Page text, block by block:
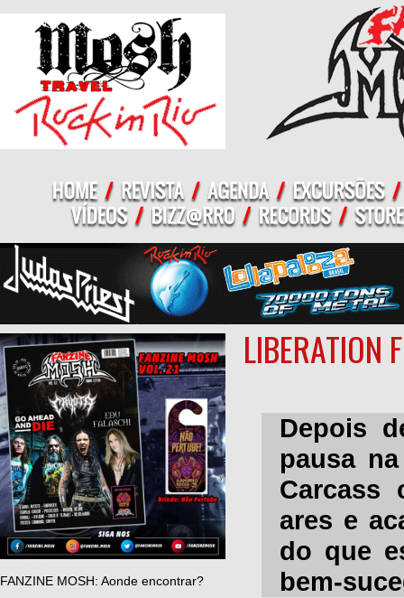
FANZINE MOSH: Aonde encontrar?
LIBERATION
Depois
pausa
Carcass
ares e
do que
bem-